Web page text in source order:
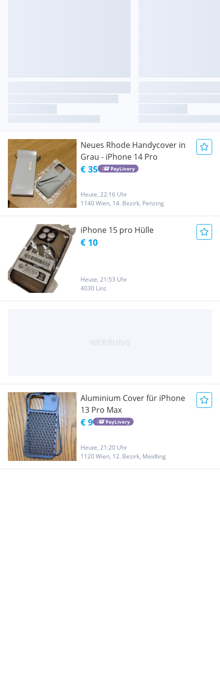
Neues Rhode Handycover in
Grau - iPhone 14 Pro
€ 35 PayLivery
Heute, 22:16 Uhr
1140 Wien, 14. Bezirk, Penzing
iPhone 15 pro Hülle
€ 10
Heute, 21:53 Uhr
4030 Linz
Aluminium Cover für iPhone
13 Pro Max
€ 9 PayLivery
Heute, 21:20 Uhr
1120 Wien, 12. Bezirk, Meidling